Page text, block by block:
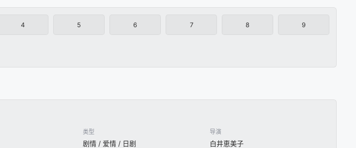
4 5 6 7 8 9
类型
剧情 / 爱情 / 日剧
导演
白井恵美子